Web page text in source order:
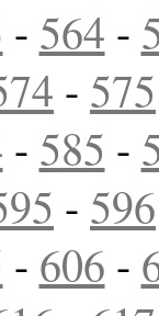
- 564 -
- 575
- 585 -
- 596
- 606 -